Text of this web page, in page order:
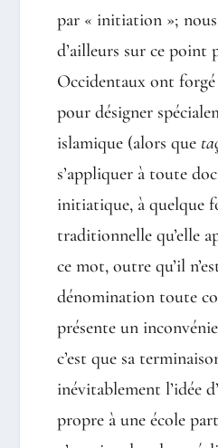
par « initiation »;
d’ailleurs sur ce point
Occidentaux ont
pour désigner
islamique (alors que
s’appliquer à toute
initiatique, à quelque
traditionnelle qu’elle
ce mot, outre qu’il
dénomination toute
présente un
c’est que sa
inévitablement l’idée
propre à une école